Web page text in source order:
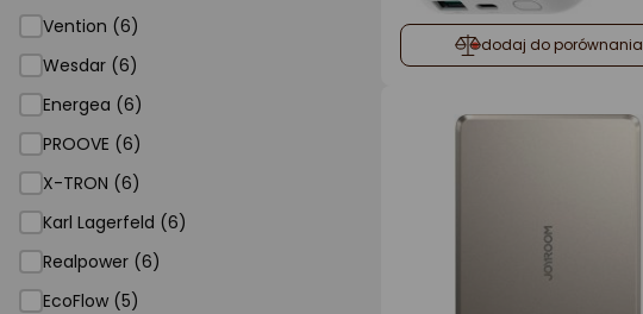
Vention (6)
Wesdar (6)
Energea (6)
PROOVE (6)
X-TRON (6)
Karl Lagerfeld (6)
Realpower (6)
EcoFlow (5)
dodaj do porównania